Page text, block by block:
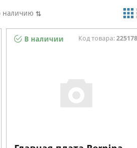
наличию
В наличии Код товара: 225178